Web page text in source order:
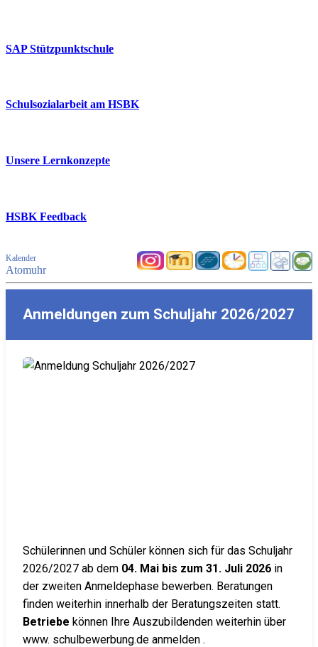
SAP Stützpunktschule
Schulsozialarbeit am HSBK
Unsere Lernkonzepte
HSBK Feedback
Kalender
Atomuhr
Anmeldungen zum Schuljahr 2026/2027
Schülerinnen und Schüler können sich für das Schuljahr
2026/2027 ab dem 04. Mai bis zum 31. Juli 2026 in
der zweiten Anmeldephase bewerben. Beratungen
finden weiterhin innerhalb der Beratungszeiten statt.
Betriebe können Ihre Auszubildenden weiterhin über
www. schulbewerbung.de anmelden .